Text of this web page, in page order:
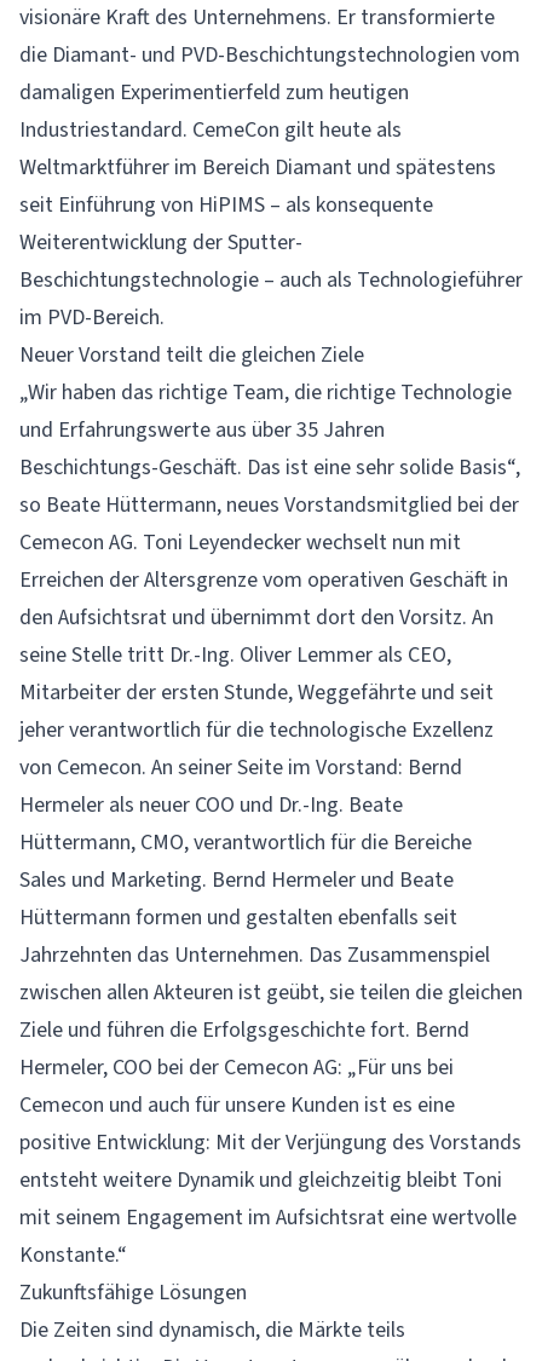
visionäre Kraft des Unternehmens. Er transformierte
die Diamant- und PVD-Beschichtungstechnologien vom
damaligen Experimentierfeld zum heutigen
Industriestandard. CemeCon gilt heute als
Weltmarktführer im Bereich Diamant und spätestens
seit Einführung von HiPIMS – als konsequente
Weiterentwicklung der Sputter-
Beschichtungstechnologie – auch als Technologieführer
im PVD-Bereich.
Neuer Vorstand teilt die gleichen Ziele
„Wir haben das richtige Team, die richtige Technologie
und Erfahrungswerte aus über 35 Jahren
Beschichtungs-Geschäft. Das ist eine sehr solide Basis“,
so Beate Hüttermann, neues Vorstandsmitglied bei der
Cemecon AG. Toni Leyendecker wechselt nun mit
Erreichen der Altersgrenze vom operativen Geschäft in
den Aufsichtsrat und übernimmt dort den Vorsitz. An
seine Stelle tritt Dr.-Ing. Oliver Lemmer als CEO,
Mitarbeiter der ersten Stunde, Weggefährte und seit
jeher verantwortlich für die technologische Exzellenz
von Cemecon. An seiner Seite im Vorstand: Bernd
Hermeler als neuer COO und Dr.-Ing. Beate
Hüttermann, CMO, verantwortlich für die Bereiche
Sales und Marketing. Bernd Hermeler und Beate
Hüttermann formen und gestalten ebenfalls seit
Jahrzehnten das Unternehmen. Das Zusammenspiel
zwischen allen Akteuren ist geübt, sie teilen die gleichen
Ziele und führen die Erfolgsgeschichte fort. Bernd
Hermeler, COO bei der Cemecon AG: „Für uns bei
Cemecon und auch für unsere Kunden ist es eine
positive Entwicklung: Mit der Verjüngung des Vorstands
entsteht weitere Dynamik und gleichzeitig bleibt Toni
mit seinem Engagement im Aufsichtsrat eine wertvolle
Konstante.“
Zukunftsfähige Lösungen
Die Zeiten sind dynamisch, die Märkte teils